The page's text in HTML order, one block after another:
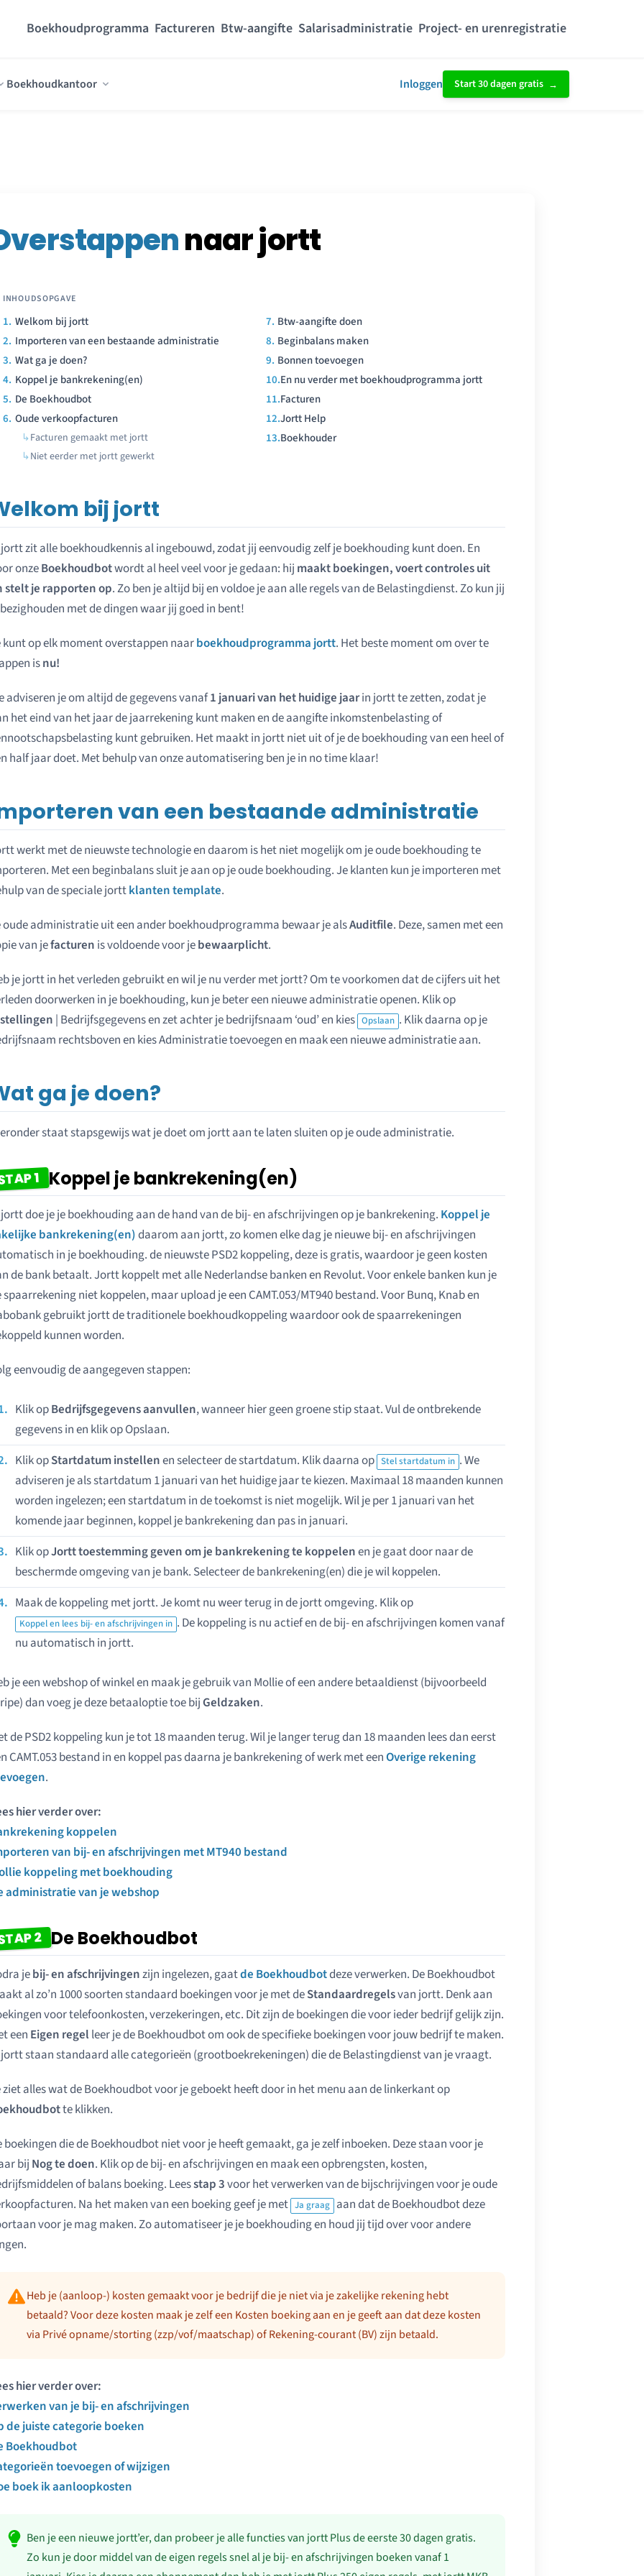
Boekhoudprogramma Factureren Btw-aangifte Salarisadministratie Project- en urenregistratie
Boekhoudkantoor Inloggen Start 30 dagen gratis
naar jortt
Welkom bij jortt
Importeren van een bestaande administratie
Wat ga je doen?
Koppel je bankrekening(en)
De Boekhoudbot
Oude verkoopfacturen
Facturen gemaakt met jortt
Niet eerder met jortt gewerkt
Btw-aangifte doen
Beginbalans maken
Bonnen toevoegen
En nu verder met boekhoudprogramma jortt
Facturen
Jortt Help
Boekhouder
bij jortt
zit alle boekhoudkennis al ingebouwd, zodat jij eenvoudig zelf je boekhouding kunt doen. En
onzeBoekhoudbotwordt al heel veel voor je gedaan: hij maakt boekingen, voert controles uit
stelt je rapporten op. Zo ben je altijd bij en voldoe je aan alle regels van de Belastingdienst. Zo kun jij
met de dingen waar jij goed in bent!
kunt op elk moment overstappen naarboekhoudprogramma jortt. Het beste moment om over te
isnu!
adviseren je om altijd de gegevens vanaf1 januari van het huidige jaarin jortt te zetten, zodat je
het eind van het jaar de jaarrekening kunt maken en de aangifte inkomstenbelasting of
kunt gebruiken. Het maakt in jortt niet uit of je de boekhouding van een heel of
half jaar doet. Met behulp van onze automatisering ben je in no time klaar!
van een bestaande administratie
werkt met de nieuwste technologie en daarom is het niet mogelijk om je oude boekhouding te
Met een beginbalans sluit je aan op je oude boekhouding. Je klanten kun je importeren met
van de speciale jorttklanten template.
oude administratie uit een ander boekhoudprogramma bewaar je alsAuditfile. Deze, samen met een
van jefacturen is voldoende voor jebewaarplicht.
je jortt in het verleden gebruikt en wil je nu verder met jortt? Om te voorkomen dat de cijfers uit het
doorwerken in je boekhouding, kun je beter een nieuwe administratie openen. Klik op
| Bedrijfsgegevens en zet achter je bedrijfsnaam ‘oud’ en kies Opslaan . Klik daarna op je
rechtsboven en kies Administratie toevoegen en maak een nieuwe administratie aan.
ga je doen?
staat stapsgewijs wat je doet om jortt aan te laten sluiten op je oude administratie.
1 Koppel je bankrekening(en)
doe je je boekhouding aan de hand van de bij- en afschrijvingen op je bankrekening. Koppel je
bankrekening(en)daarom aan jortt, zo komen elke dag je nieuwe bij- en afschrijvingen
in je boekhouding. de nieuwste PSD2 koppeling, deze is gratis, waardoor je geen kosten
de bank betaalt. Jortt koppelt met alle Nederlandse banken en Revolut. Voor enkele banken kun je
spaarrekening niet koppelen, maar upload je een CAMT.053/MT940 bestand. Voor Bunq, Knab en
gebruikt jortt de traditionele boekhoudkoppeling waardoor ook de spaarrekeningen
kunnen worden.
eenvoudig de aangegeven stappen:
Klik opBedrijfsgegevens aanvullen, wanneer hier geen groene stip staat. Vul de ontbrekende
gegevens in en klik op Opslaan.
Klik opStartdatum instellenen selecteer de startdatum. Klik daarna op Stel startdatum in . We
adviseren je als startdatum 1 januari van het huidige jaar te kiezen. Maximaal 18 maanden kunnen
worden ingelezen; een startdatum in de toekomst is niet mogelijk. Wil je per 1 januari van het
komende jaar beginnen, koppel je bankrekening dan pas in januari.
Klik opJortt toestemming geven om je bankrekening te koppelenen je gaat door naar de
beschermde omgeving van je bank. Selecteer de bankrekening(en) die je wil koppelen.
Maak de koppeling met jortt. Je komt nu weer terug in de jortt omgeving. Klik op
Koppel en lees bij- en afschrijvingen in . De koppeling is nu actief en de bij- en afschrijvingen komen vanaf
nu automatisch in jortt.
je een webshop of winkel en maak je gebruik van Mollie of een andere betaaldienst (bijvoorbeeld
dan voeg je deze betaaloptie toe bijGeldzaken.
de PSD2 koppeling kun je tot 18 maanden terug. Wil je langer terug dan 18 maanden lees dan eerst
CAMT.053 bestand in en koppel pas daarna je bankrekening of werk met eenOverige rekening
.
hier verder over:
koppelen
van bij- en afschrijvingen met MT940 bestand
koppeling met boekhouding
administratie van je webshop
2 De Boekhoudbot
jebij- en afschrijvingenzijn ingelezen, gaatde Boekhoudbotdeze verwerken. De Boekhoudbot
al zo’n 1000 soorten standaard boekingen voor je met deStandaardregelsvan jortt. Denk aan
voor telefoonkosten, verzekeringen, etc. Dit zijn de boekingen die voor ieder bedrijf gelijk zijn.
een Eigen regel leer je de Boekhoudbot om ook de specifieke boekingen voor jouw bedrijf te maken.
staan standaard alle categorieën (grootboekrekeningen) die de Belastingdienst van je vraagt.
ziet alles wat de Boekhoudbot voor je geboekt heeft door in het menu aan de linkerkant op
te klikken.
boekingen die de Boekhoudbot niet voor je heeft gemaakt, ga je zelf inboeken. Deze staan voor je
bij Nog te doen. Klik op de bij- en afschrijvingen en maak een opbrengsten, kosten,
of balans boeking. Leesstap 3voor het verwerken van de bijschrijvingen voor je oude
Na het maken van een boeking geef je met Ja graag aan dat de Boekhoudbot deze
voor je mag maken. Zo automatiseer je je boekhouding en houd jij tijd over voor andere
Heb je (aanloop-) kosten gemaakt voor je bedrijf die je niet via je zakelijke rekening hebt
betaald? Voor deze kosten maak je zelf een Kosten boeking aan en je geeft aan dat deze kosten
via Privé opname/storting (zzp/vof/maatschap) of Rekening-courant (BV) zijn betaald.
hier verder over:
van je bij- en afschrijvingen
de juiste categorie boeken
Boekhoudbot
toevoegen of wijzigen
boek ik aanloopkosten
Ben je een nieuwe jortt’er, dan probeer je alle functies van jortt Plus de eerste 30 dagen gratis.
Zo kun je door middel van de eigen regels snel al je bij- en afschrijvingen boeken vanaf 1